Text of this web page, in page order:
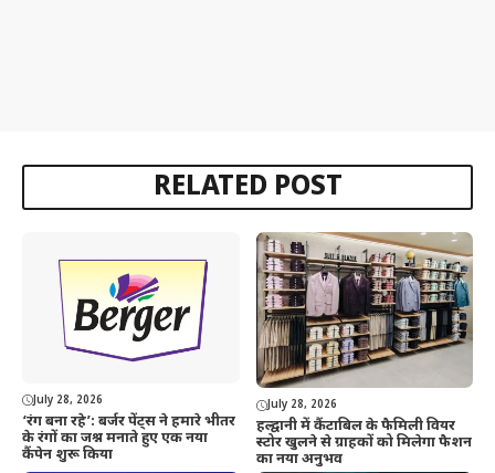
RELATED POST
July 28, 2026
‘रंग बना रहे’: बर्जर पेंट्स ने हमारे भीतर
के रंगों का जश्न मनाते हुए एक नया
कैंपेन शुरू किया
July 28, 2026
हल्द्वानी में कैंटाबिल के फैमिली वियर
स्टोर खुलने से ग्राहकों को मिलेगा फैशन
का नया अनुभव